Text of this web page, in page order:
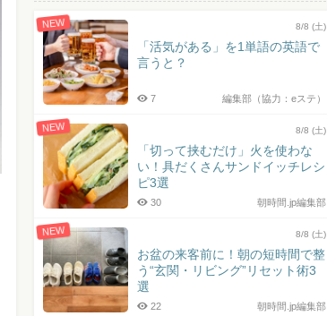
NEW 8/8 (土)
「活気がある」を1単語の英語で
言うと？
編集部（協力：eステ）
7
NEW 8/8 (土)
「切って挟むだけ」火を使わな
い！具だくさんサンドイッチレシ
ピ3選
朝時間.jp編集部
30
NEW 8/8 (土)
お盆の来客前に！朝の短時間で整
う“玄関・リビング”リセット術3
選
朝時間.jp編集部
22